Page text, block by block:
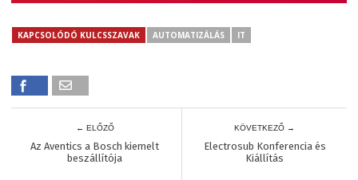
KAPCSOLÓDÓ KULCSSZAVAK AUTOMATIZÁLÁS IT
← ELŐZŐ
Az Aventics a Bosch kiemelt
beszállítója
KÖVETKEZŐ →
Electrosub Konferencia és
Kiállítás